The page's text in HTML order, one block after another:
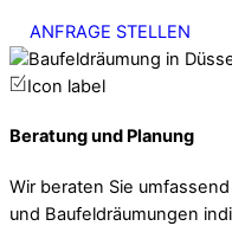
ANFRAGE STELLEN
Icon label
Beratung und Planung
Wir beraten Sie
und Baufeldräumungen